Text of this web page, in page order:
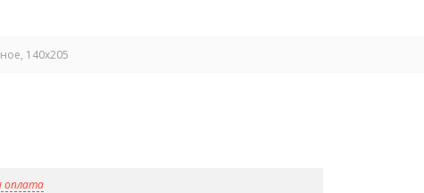
140x205
оплата